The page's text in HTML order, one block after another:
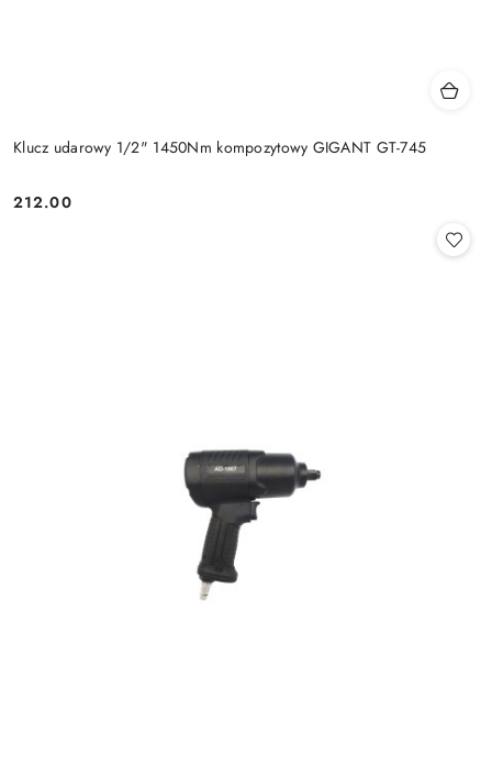
Klucz udarowy 1/2" 1450Nm kompozytowy GIGANT GT-745
Cena:
212.00